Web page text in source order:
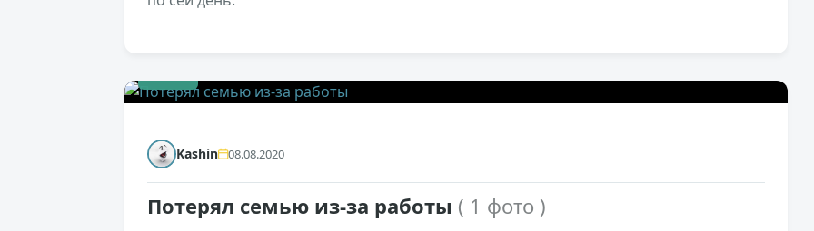
Kashin 08.08.2020
Потерял семью из-за работы ( 1 фото )